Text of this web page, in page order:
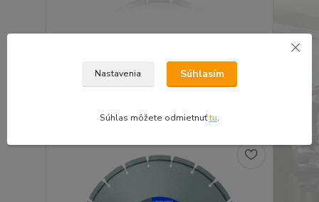
16,96 €Nastavenia Súhlasím
Súhlas môžete odmietnuťtu.